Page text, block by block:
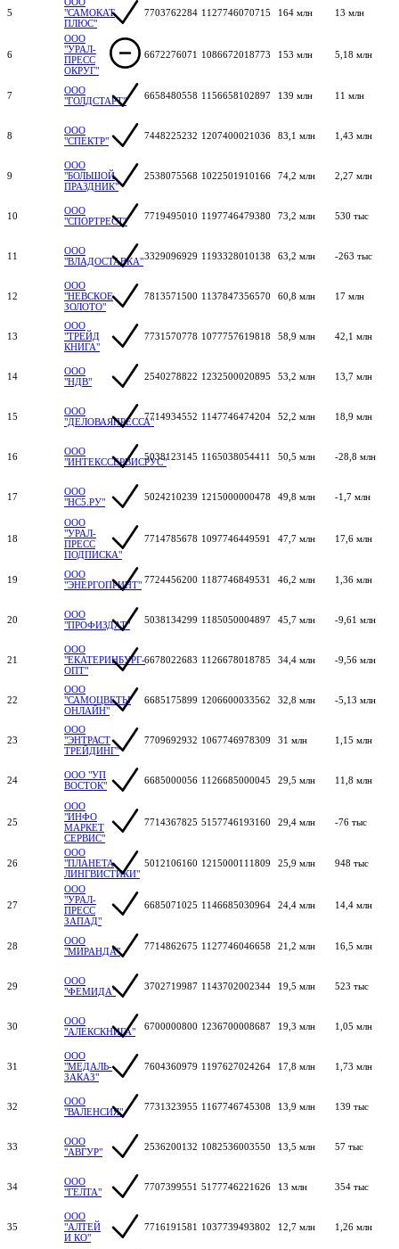
5
"САМОКАТ
ПЛЮС"
7703762284 1127746070715 164 млн 13 млн
6
ООО
"УРАЛ-
ПРЕСС
ОКРУГ"
6672276071 1086672018773 153 млн 5,18 млн
7
ООО
"ГОЛДСТАРТ"
6658480558 1156658102897 139 млн 11 млн
8
ООО
"СПЕКТР"
7448225232 1207400021036 83,1 млн 1,43 млн
9
ООО
"БОЛЬШОЙ
ПРАЗДНИК"
2538075568 1022501910166 74,2 млн 2,27 млн
10
ООО
"СПОРТРЕСТ"
7719495010 1197746479380 73,2 млн 530 тыс
11
ООО
"ВЛАДОСТАВКА"3329096929 1193328010138 63,2 млн -263 тыс
12
ООО
"НЕВСКОЕ
ЗОЛОТО"
7813571500 1137847356570 60,8 млн 17 млн
13
ООО
"ТРЕЙД
КНИГА"
7731570778 1077757619818 58,9 млн 42,1 млн
14
ООО
"НДВ"
2540278822 1232500020895 53,2 млн 13,7 млн
15
ООО
"ДЕЛОВАЯПРЕССА"7714934552 1147746474204 52,2 млн 18,9 млн
16
ООО
"ИНТЕКССЕРВИСРУС"5038123145 1165038054411 50,5 млн -28,8 млн
17
ООО
"НС5.РУ"
5024210239 1215000000478 49,8 млн -1,7 млн
18
ООО
"УРАЛ-
ПРЕСС
ПОДПИСКА"
7714785678 1097746449591 47,7 млн 17,6 млн
19
ООО
"ЭНЕРГОПРИНТ" 7724456200 1187746849531 46,2 млн 1,36 млн
20
ООО
"ПРОФИЗДАТ"
5038134299 1185050004897 45,7 млн -9,61 млн
21
ООО
"ЕКАТЕРИНБУРГ-
ОПТ"
6678022683 1126678018785 34,4 млн -9,56 млн
22
ООО
"САМОЦВЕТЫ
ОНЛАЙН"
6685175899 1206600033562 32,8 млн -5,13 млн
23
ООО
"ЭНТРАСТ
ТРЕЙДИНГ"
7709692932 1067746978309 31 млн 1,15 млн
24
ООО "УП
ВОСТОК"
6685000056 1126685000045 29,5 млн 11,8 млн
25
ООО
"ИНФО
МАРКЕТ
СЕРВИС"
7714367825 5157746193160 29,4 млн -76 тыс
26
ООО
"ПЛАНЕТА
ЛИНГВИСТИКИ"
5012106160 1215000111809 25,9 млн 948 тыс
27
ООО
"УРАЛ-
ПРЕСС
ЗАПАД"
6685071025 1146685030964 24,4 млн 14,4 млн
28
ООО
"МИРАНДА"
7714862675 1127746046658 21,2 млн 16,5 млн
29
ООО
"ФЕМИДА"
3702719987 1143702002344 19,5 млн 523 тыс
30
ООО
"АЛЕКСКНИГА"
6700000800 1236700008687 19,3 млн 1,05 млн
31
ООО
"МЕДАЛЬ-
ЗАКАЗ"
7604360979 1197627024264 17,8 млн 1,73 млн
32
ООО
"ВАЛЕНСИЯ"
7731323955 1167746745308 13,9 млн 139 тыс
33
ООО
"АВГУР"
2536200132 1082536003550 13,5 млн 57 тыс
34
ООО
"ГЕЛТА"
7707399551 5177746221626 13 млн 354 тыс
35
ООО
"АЛТЕЙ
И КО"
7716191581 1037739493802 12,7 млн 1,26 млн